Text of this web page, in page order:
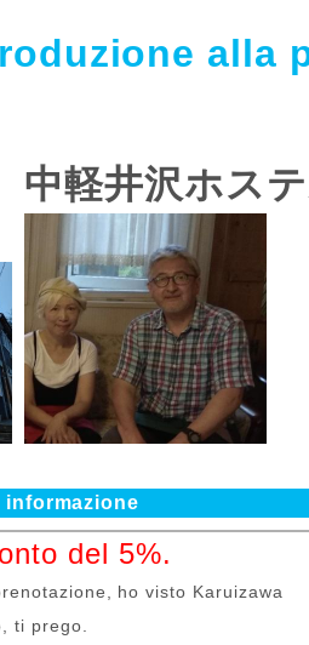
alla
中軽井沢ホス
informazione
del 5%.
ho visto Karuizawa
ti prego.